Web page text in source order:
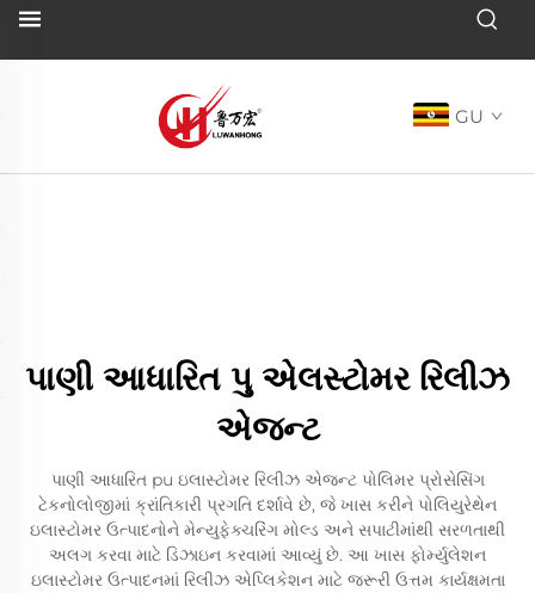
GU
પાણી આધારિત પુ એલસ્ટોમર રિલીઝ
એજન્ટ
પાણી આધારિત pu ઇલાસ્ટોમર રિલીઝ એજન્ટ પોલિમર પ્રોસેસિંગ
ટેકનોલોજીમાં ક્રાંતિકારી પ્રગતિ દર્શાવે છે, જે ખાસ કરીને પોલિયુરેથેન
ઇલાસ્ટોમર ઉત્પાદનોને મેન્યુફેક્ચરિંગ મોલ્ડ અને સપાટીમાંથી સરળતાથી
અલગ કરવા માટે ડિઝાઇન કરવામાં આવ્યું છે. આ ખાસ ફોર્મ્યુલેશન
ઇલાસ્ટોમર ઉત્પાદનમાં રિલીઝ એપ્લિકેશન માટે જરૂરી ઉત્તમ કાર્યક્ષમતા